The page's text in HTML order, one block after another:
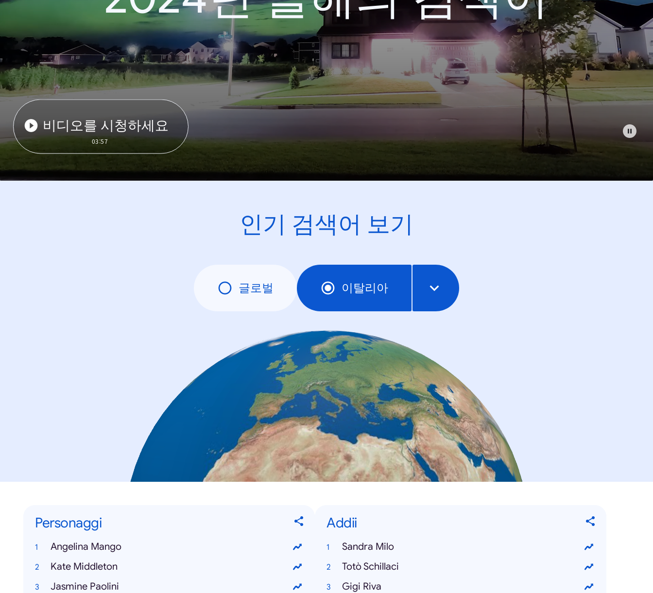
비디오를 시청하세요
03:57
인기 검색어 보기
글로벌 이탈리아
Personaggi
Angelina Mango
Kate Middleton
Jasmine Paolini
Addii
Sandra Milo
Totò Schillaci
Gigi Riva